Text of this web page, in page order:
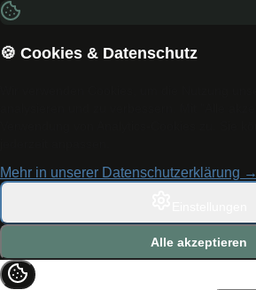
🍪 Cookies & Datenschutz
Mehr in unserer Datenschutzerklärung →
Alle akzeptieren